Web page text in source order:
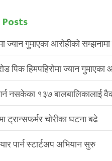
ज्यान गुमाएका आरोहीको
पिक हिमपहिरोमा ज्यान गुमाएका
नसकेका १३७ बालबालिकालाई
ट्रान्सफर्मर चोरीका घटना बढे
पार्न स्टार्टअप अभियान सुरु